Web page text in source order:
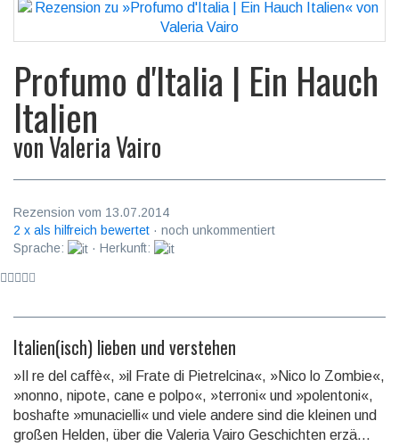
Profumo d'Italia | Ein Hauch
Italien
vonValeria Vairo
Rezension vom 13.07.2014
2 x als hilfreich bewertet · noch unkommentiert
Sprache:
· Herkunft:
Italien(isch) lieben und verstehen
»Il re del caffè«, »il Frate di Pietrelcina«, »Nico lo Zombie«,
»nonno, nipote, cane e polpo«, »terroni« und »polentoni«,
boshafte »munacielli« und viele an­de­re sind die kleinen und
großen Helden, über die Valeria Vairo Geschichten er­zä...